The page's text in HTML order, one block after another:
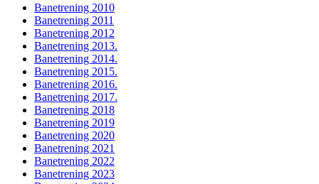
Banetrening 2010
Banetrening 2011
Banetrening 2012
Banetrening 2013.
Banetrening 2014.
Banetrening 2015.
Banetrening 2016.
Banetrening 2017.
Banetrening 2018
Banetrening 2019
Banetrening 2020
Banetrening 2021
Banetrening 2022
Banetrening 2023